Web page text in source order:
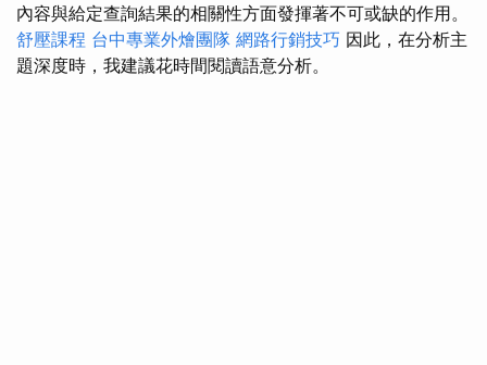
內容與給定查詢結果的相關性方面發揮著不可或缺的作用。
舒壓課程 台中專業外燴團隊 網路行銷技巧 因此，在分析主
題深度時，我建議花時間閱讀語意分析。